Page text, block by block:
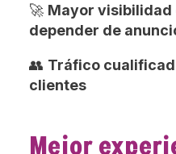
🚀 Mayor visibilidad
depender de
👥 Tráfico
clientes